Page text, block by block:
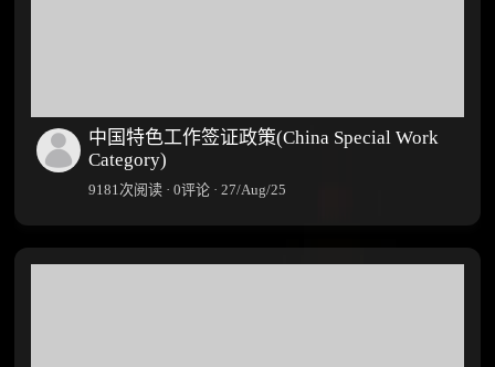
中国特色工作签证政策(China Special Work
Category)
9181次阅读 · 0评论 · 27/Aug/25